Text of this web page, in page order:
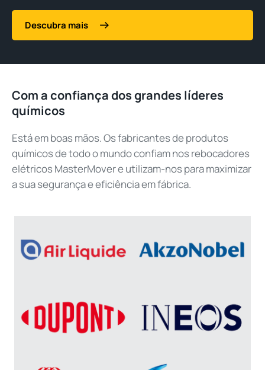
Descubra mais
Com a confiança dos grandes líderes
químicos
Está em boas mãos. Os fabricantes de produtos
químicos de todo o mundo confiam nos rebocadores
elétricos MasterMover e utilizam-nos para maximizar
a sua segurança e eficiência em fábrica.